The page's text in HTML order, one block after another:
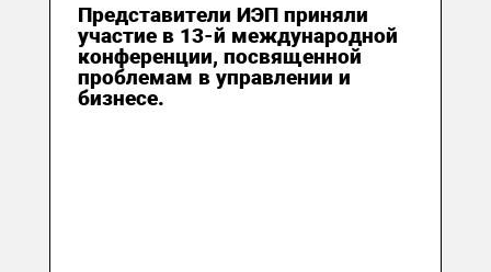
Представители ИЭП приняли
участие в 13-й международной
конференции, посвященной
проблемам в управлении и
бизнесе.